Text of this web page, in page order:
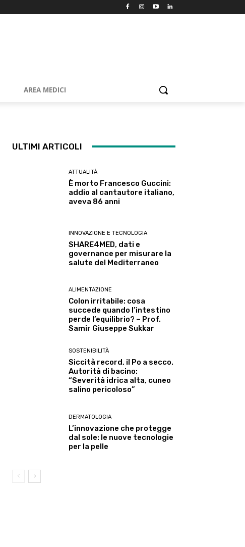
AREA MEDICI
ULTIMI ARTICOLI
ATTUALITÀ
È morto Francesco Guccini:
addio al cantautore italiano,
aveva 86 anni
INNOVAZIONE E TECNOLOGIA
SHARE4MED, dati e
governance per misurare la
salute del Mediterraneo
ALIMENTAZIONE
Colon irritabile: cosa
succede quando l’intestino
perde l’equilibrio? – Prof.
Samir Giuseppe Sukkar
SOSTENIBILITÀ
Siccità record, il Po a secco.
Autorità di bacino:
“Severità idrica alta, cuneo
salino pericoloso”
DERMATOLOGIA
L’innovazione che protegge
dal sole: le nuove tecnologie
per la pelle